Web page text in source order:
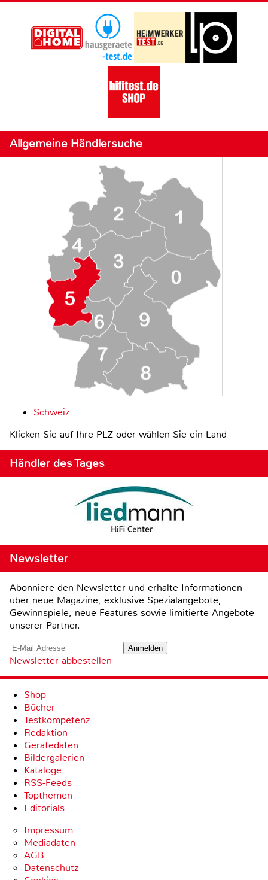
Allgemeine Händlersuche
Schweiz
Klicken Sie auf Ihre PLZ oder wählen Sie ein Land
Händler des Tages
Newsletter
Abonniere den Newsletter und erhalte Informationen
über neue Magazine, exklusive Spezialangebote,
Gewinnspiele, neue Features sowie limitierte Angebote
unserer Partner.
Newsletter abbestellen
Shop
Bücher
Testkompetenz
Redaktion
Gerätedaten
Bildergalerien
Kataloge
RSS-Feeds
Topthemen
Editorials
Impressum
Mediadaten
AGB
Datenschutz